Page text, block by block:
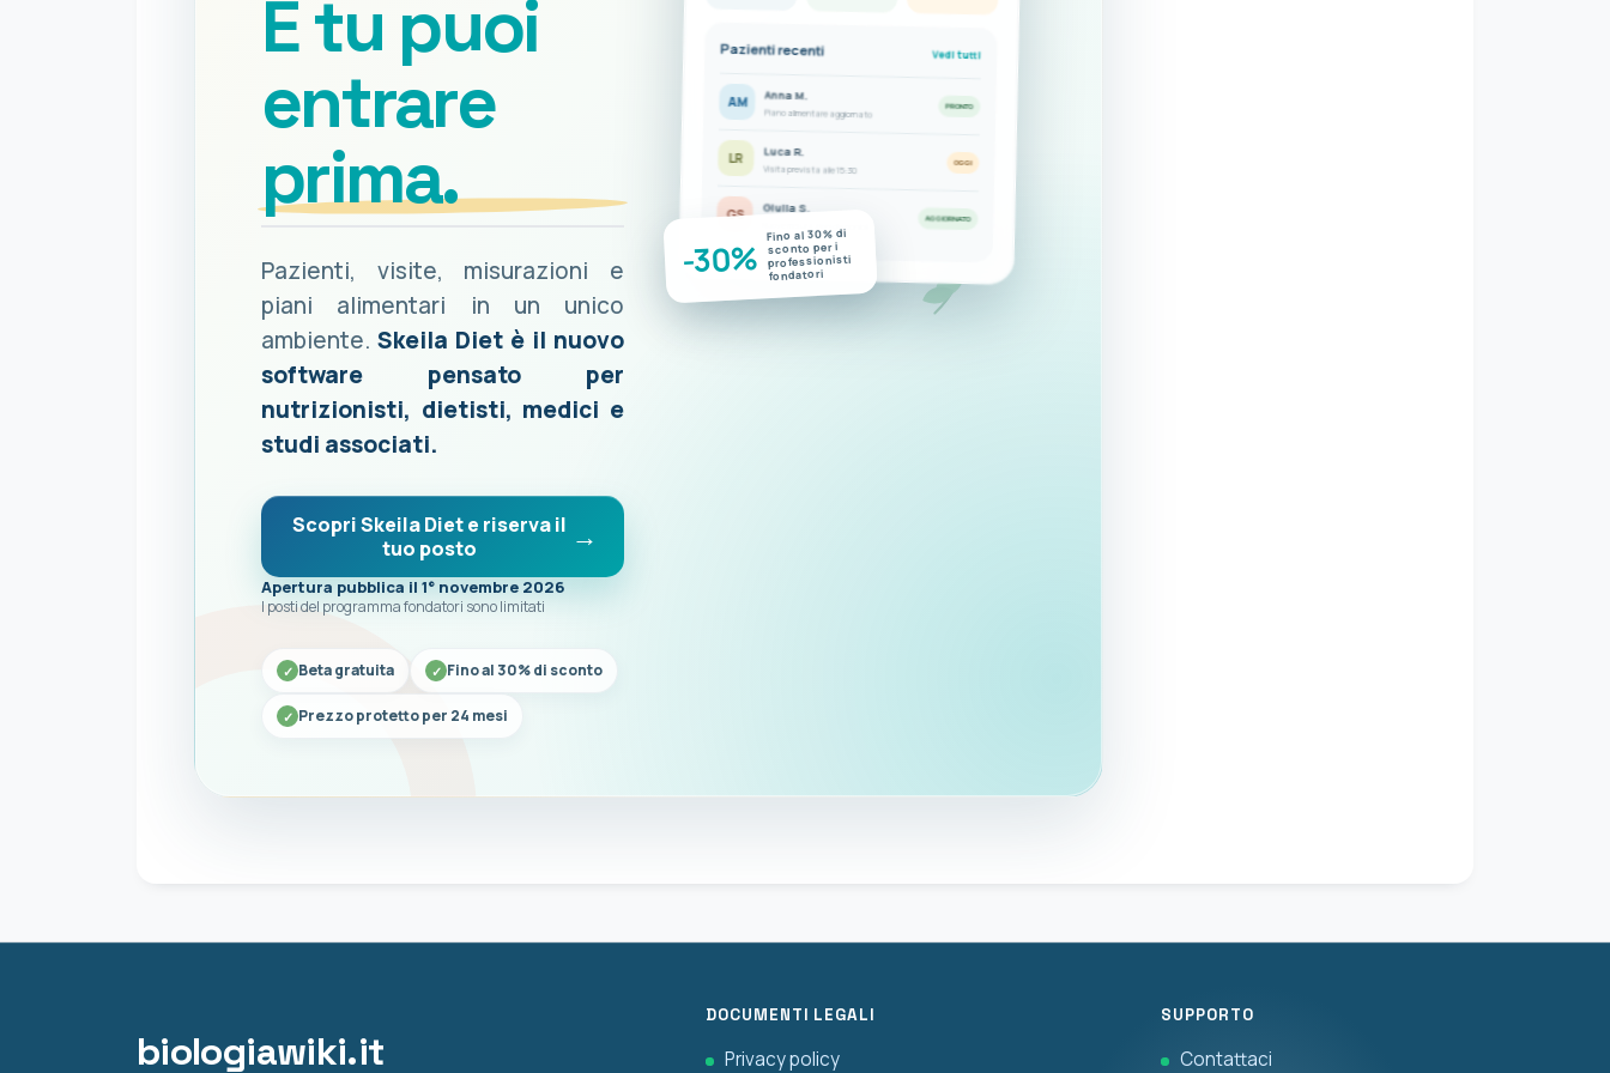
E tu puoi
entrare
prima.
Pazienti, visite, misurazioni e
piani alimentari in un unico
ambiente. Skeila Diet è il nuovo
software pensato per
nutrizionisti, dietisti, medici e
studi associati.
Scopri Skeila Diet e riserva il
tuo posto
Apertura pubblica il 1° novembre 2026
I posti del programma fondatori sono limitati
Beta gratuita Fino al 30% di sconto
Prezzo protetto per 24 mesi
Pazienti recenti Vedi tutti
AM Anna M.
Piano alimentare aggiornato
PRONTO
LR Luca R.
Visita prevista alle 15:30
OGGI
GS Giulia S.
Nuove misurazioni disponibili
AGGIORNATO
-30%
Fino al 30% di
sconto per i
professionisti
fondatori
biologiawiki.it
DOCUMENTI LEGALI
Privacy policy
SUPPORTO
Contattaci